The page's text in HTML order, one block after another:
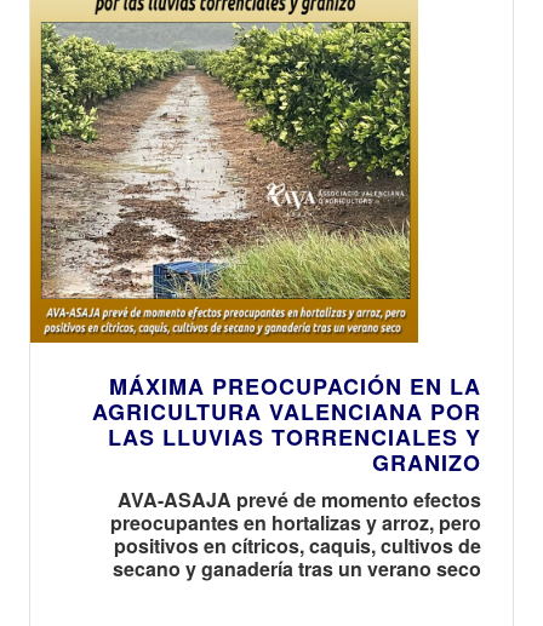
MÁXIMA PREOCUPACIÓN EN LA
AGRICULTURA VALENCIANA POR
LAS LLUVIAS TORRENCIALES Y
GRANIZO
AVA-ASAJA prevé de momento efectos
preocupantes en hortalizas y arroz, pero
positivos en cítricos, caquis, cultivos de
secano y ganadería tras un verano seco